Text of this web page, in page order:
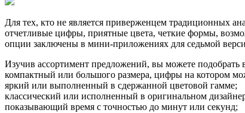
Для тех, кто не является приверженцем традиционных
отчетливые цифры, приятные цвета, четкие формы,
опции заключены в мини-приложениях для седьмой
Изучив ассортимент предложений, вы можете подобрать
компактный или большого размера, цифры на котором
яркий или выполненный в сдержанной цветовой гамме;
классический или исполненный в оригинальном
показывающий время с точностью до минут или секунд;